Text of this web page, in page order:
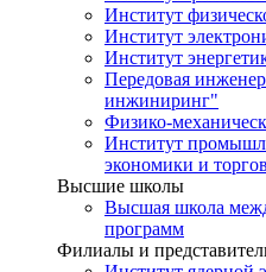
Институт
Институт
Институт
Передовая
инжиниринг"
Физико-
Институт
экономики и
Высшие школы
Высшая школа
программ
Филиалы и